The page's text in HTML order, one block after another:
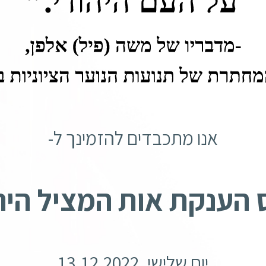
אנו מתכבדים להזמינך ל-
הענקת אות המציל